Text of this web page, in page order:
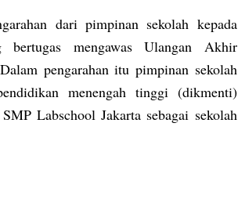
dari pimpinan sekolah kepada
bertugas mengawas Ulangan Akhir
pengarahan itu pimpinan sekolah
menengah tinggi (dikmenti)
Labschool Jakarta sebagai sekolah